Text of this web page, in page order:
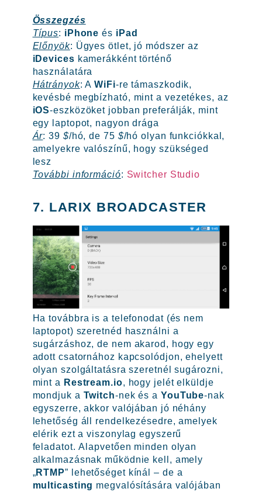
Összegzés
Típus: iPhone és iPad
Előnyök: Ügyes ötlet, jó módszer az
iDevices kamerákként történő
használatára
Hátrányok: AWiFi-re támaszkodik,
kevésbé megbízható, mint a vezetékes, az
iOS-eszközöket jobban preferálják, mint
egy laptopot, nagyon drága
Ár: 39 $/hó, de 75 $/hó olyan funkciókkal,
amelyekre valószínű, hogy szükséged
lesz
További információ: Switcher Studio
7. LARIX BROADCASTER
Ha továbbra is a telefonodat (és nem
laptopot) szeretnéd használni a
sugárzáshoz, de nem akarod, hogy egy
adott csatornához kapcsolódjon, ehelyett
olyan szolgáltatásra szeretnél sugározni,
mint a Restream.io, hogy jelét elküldje
mondjuk a Twitch-nek és a YouTube-nak
egyszerre, akkor valójában jó néhány
lehetőség áll rendelkezésedre, amelyek
elérik ezt a viszonylag egyszerű
feladatot. Alapvetően minden olyan
alkalmazásnak működnie kell, amely
„RTMP” lehetőséget kínál – de a
multicasting megvalósítására valójában